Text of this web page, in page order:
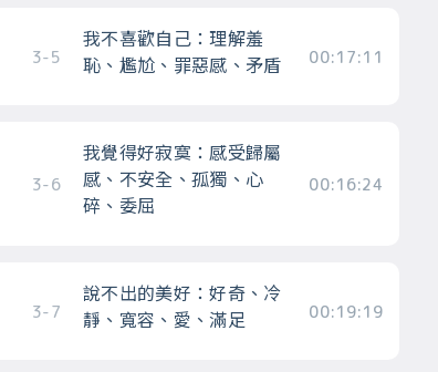
3-5
我不喜歡自己：理解羞
恥、尷尬、罪惡感、矛盾
00:17:11
3-6
我覺得好寂寞：感受歸屬
感、不安全、孤獨、心
碎、委屈
00:16:24
3-7
說不出的美好：好奇、冷
靜、寬容、愛、滿足
00:19:19